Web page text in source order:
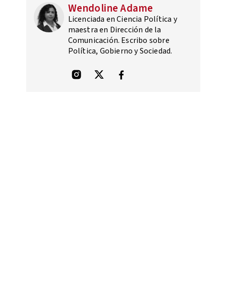
Wendoline Adame
Licenciada en Ciencia Política y
maestra en Dirección de la
Comunicación. Escribo sobre
Política, Gobierno y Sociedad.